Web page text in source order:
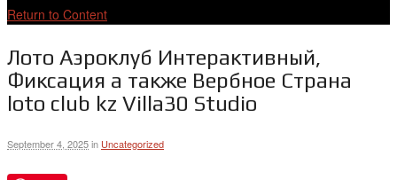
Return to Content
Лото Аэроклуб Интерактивный,
Фиксация а также Вербное Страна
loto club kz Villa30 Studio
September 4, 2025in Uncategorized